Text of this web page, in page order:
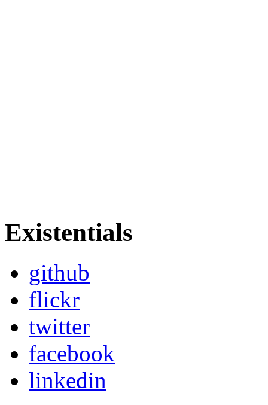
Existentials
github
flickr
twitter
facebook
linkedin